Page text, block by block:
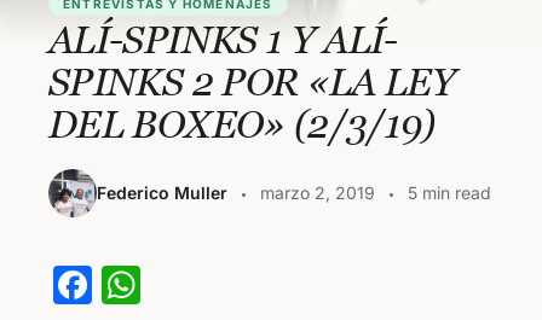
ENTREVISTAS Y HOMENAJES
ALÍ-SPINKS 1 Y ALÍ-
SPINKS 2 POR «LA LEY
DEL BOXEO» (2/3/19)
Federico Muller marzo 2, 2019 5 min read
F